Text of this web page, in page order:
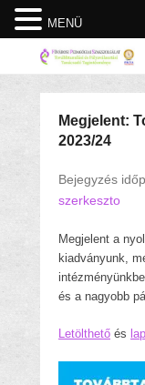
Megjelent:
2023/24
Bejegyzés
szerkeszto
Megjelent a
kiadványunk,
és a nagyobb
Letölthető és
MENÜ